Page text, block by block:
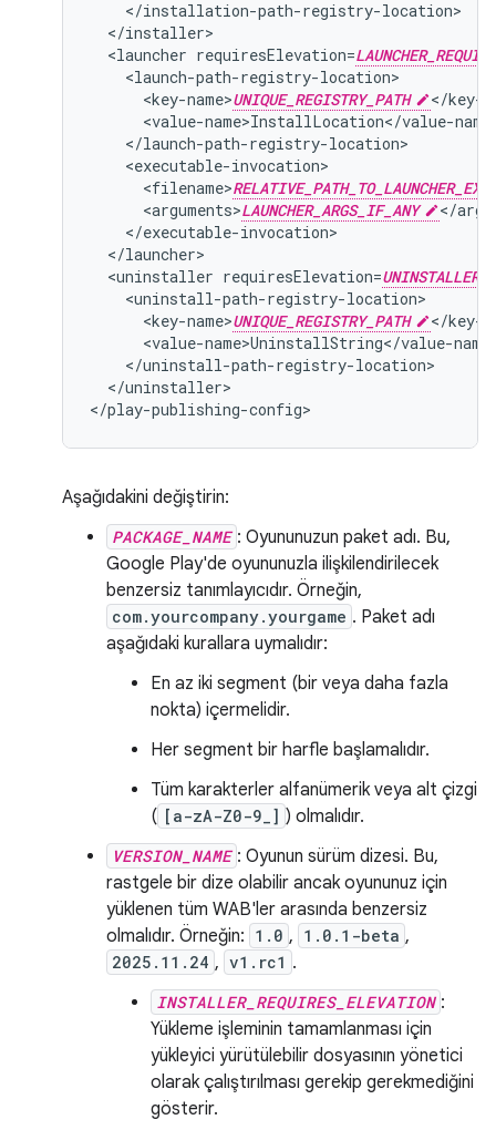
<launcher requiresElevation=
<key-name>UNIQUE_REGISTRY_PATH
<filename>RELATIVE_PATH_TO_LAUNCHER_EXE
<arguments>LAUNCHER_ARGS_IF_ANY
<uninstaller requiresElevation=
<key-name>UNIQUE_REGISTRY_PATH
</uninstaller>
</play-publishing-config>
Aşağıdakini değiştirin:
PACKAGE_NAME : Oyununuzun paket adı. Bu,
Google Play'de oyununuzla ilişkilendirilecek
benzersiz tanımlayıcıdır. Örneğin,
com.yourcompany.yourgame . Paket adı
aşağıdaki kurallara uymalıdır:
En az iki segment (bir veya daha fazla
nokta) içermelidir.
Her segment bir harfle başlamalıdır.
Tüm karakterler alfanümerik veya alt çizgi
( [a-zA-Z0-9_] ) olmalıdır.
VERSION_NAME : Oyunun sürüm dizesi. Bu,
rastgele bir dize olabilir ancak oyununuz için
yüklenen tüm WAB'ler arasında benzersiz
olmalıdır. Örneğin: 1.0 , 1.0.1-beta ,
2025.11.24 , v1.rc1 .
INSTALLER_REQUIRES_ELEVATION :
Yükleme işleminin tamamlanması için
yükleyici yürütülebilir dosyasının yönetici
olarak çalıştırılması gerekip gerekmediğini
gösterir.